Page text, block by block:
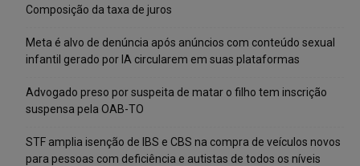
Composição da taxa de juros
Meta é alvo de denúncia após anúncios com conteúdo sexual
infantil gerado por IA circularem em suas plataformas
Advogado preso por suspeita de matar o filho tem inscrição
suspensa pela OAB-TO
STF amplia isenção de IBS e CBS na compra de veículos novos
para pessoas com deficiência e autistas de todos os níveis